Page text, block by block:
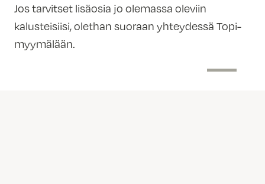
Jos tarvitset lisäosia jo olemassa oleviin
kalusteisiisi, olethan suoraan yhteydessä Topi-
myymälään.